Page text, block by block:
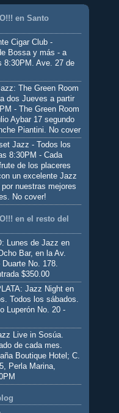
en Santo
Cigar Club -
Bossa y más - a
8:30PM. Ave. 27 de
The Green Room
dos Jueves a partir
- The Green Room
Aybar 17 segundo
Piantini. No cover
Jazz - Todos los
8:30PM - Cada
de los placeres
un excelente Jazz
nuestras mejores
No cover!
en el resto del
Lunes de Jazz en
Bar, en la Av.
No. 178.
$350.00
Jazz Night en
Todos los sábados.
Luperón No. 20 -
Live in Sosúa.
de cada mes.
Boutique Hotel; C.
Perla Marina,